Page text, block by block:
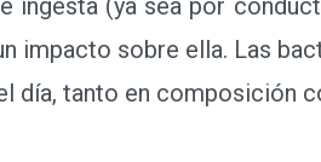
impacto sobre ella. Las
día, tanto en composición